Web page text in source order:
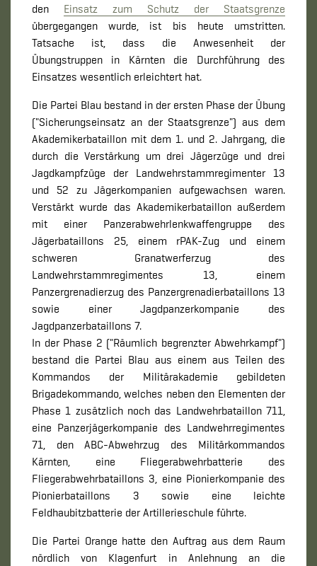
den Einsatz zum Schutz der Staatsgrenze
übergegangen wurde, ist bis heute umstritten.
Tatsache ist, dass die Anwesenheit der
Übungstruppen in Kärnten die Durchführung des
Einsatzes wesentlich erleichtert hat.
Die Partei Blau bestand in der ersten Phase der Übung
("Sicherungseinsatz an der Staatsgrenze") aus dem
Akademikerbataillon mit dem 1. und 2. Jahrgang, die
durch die Verstärkung um drei Jägerzüge und drei
Jagdkampfzüge der Landwehrstammregimenter 13
und 52 zu Jägerkompanien aufgewachsen waren.
Verstärkt wurde das Akademikerbataillon außerdem
mit einer Panzerabwehrlenkwaffengruppe des
Jägerbataillons 25, einem rPAK-Zug und einem
schweren Granatwerferzug des
Landwehrstammregimentes 13, einem
Panzergrenadierzug des Panzergrenadierbataillons 13
sowie einer Jagdpanzerkompanie des
Jagdpanzerbataillons 7.
In der Phase 2 ("Räumlich begrenzter Abwehrkampf")
bestand die Partei Blau aus einem aus Teilen des
Kommandos der Militärakademie gebildeten
Brigadekommando, welches neben den Elementen der
Phase 1 zusätzlich noch das Landwehrbataillon 711,
eine Panzerjägerkompanie des Landwehrregimentes
71, den ABC-Abwehrzug des Militärkommandos
Kärnten, eine Fliegerabwehrbatterie des
Fliegerabwehrbataillons 3, eine Pionierkompanie des
Pionierbataillons 3 sowie eine leichte
Feldhaubitzbatterie der Artillerieschule führte.
Die Partei Orange hatte den Auftrag aus dem Raum
nördlich von Klagenfurt in Anlehnung an die